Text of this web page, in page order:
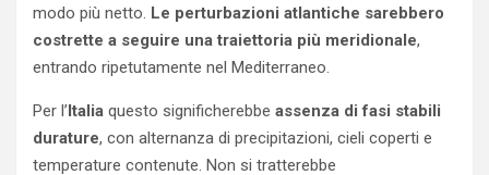
modo più netto. Le perturbazioni atlantiche sarebbero
costrette a seguire una traiettoria più meridionale,
entrando ripetutamente nel Mediterraneo.
Per l’Italia questo significherebbe assenza di fasi stabili
durature, con alternanza di precipitazioni, cieli coperti e
temperature contenute. Non si tratterebbe